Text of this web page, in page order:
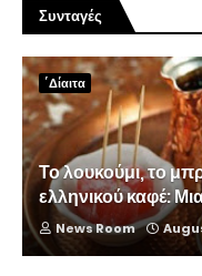
Συνταγές
΄Δίαιτα
Το λουκούμι, το
ελληνικού καφέ:
News Room